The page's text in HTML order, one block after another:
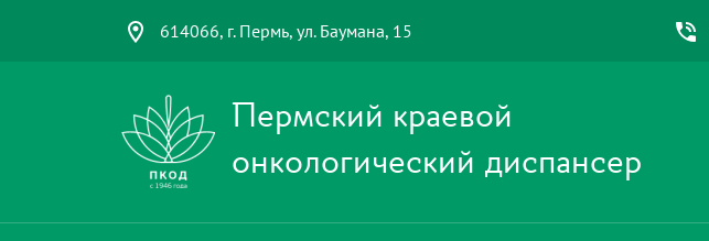
614066, г. Пермь, ул. Баумана, 15
Пермский краевой
онкологический диспансер